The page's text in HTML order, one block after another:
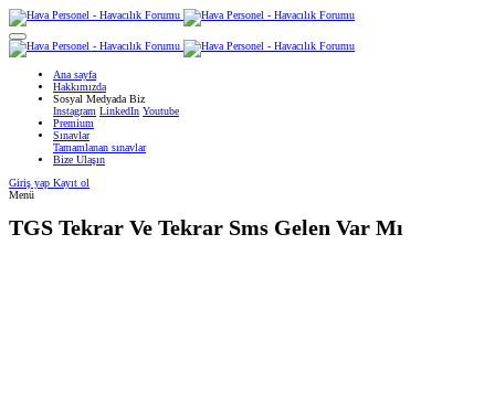
Ana sayfa
Hakkımızda
Sosyal Medyada Biz
Instagram LinkedIn Youtube
Premium
Sınavlar
Tamamlanan sınavlar
Bize Ulaşın
Giriş yap Kayıt ol
Menü
TGS Tekrar Ve Tekrar Sms Gelen Var Mı